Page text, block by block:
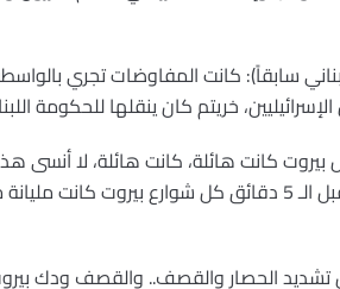
سابقاً): كانت المفاوضات تجري
خريتم كان ينقلها للحكومة
بتاني يوم الساعة 5، وقبل أن.. يعني قبل الـ 5